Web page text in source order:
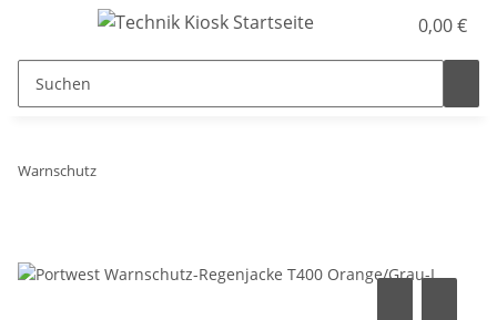
0,00 €
Warnschutz